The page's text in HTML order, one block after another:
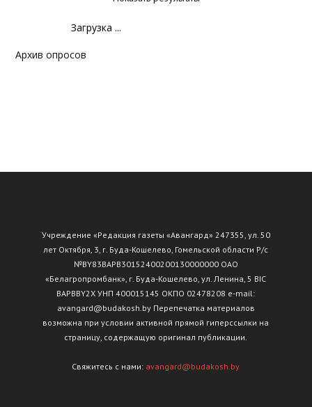
Загрузка ...
Архив опросов
Учреждение «Редакция газеты «Авангард» 247355, ул. 50
лет Октября, 3, г. Буда-Кошелево, Гомельской области Р/с
№ВY83ВАРВ30152400200130000000 ОАО
«Белагропромбанк», г. Буда-Кошелево, ул. Ленина, 5 BIC
BAPBBY2X УНП 400015145 ОКПО 02478208 e-mail:
avangard@budakosh.by Перепечатка материалов
возможна при условии активной прямой гиперссылки на
страницу, содержащую оригинал публикации.
Свяжитесь с нами: avangard@budakosh.by